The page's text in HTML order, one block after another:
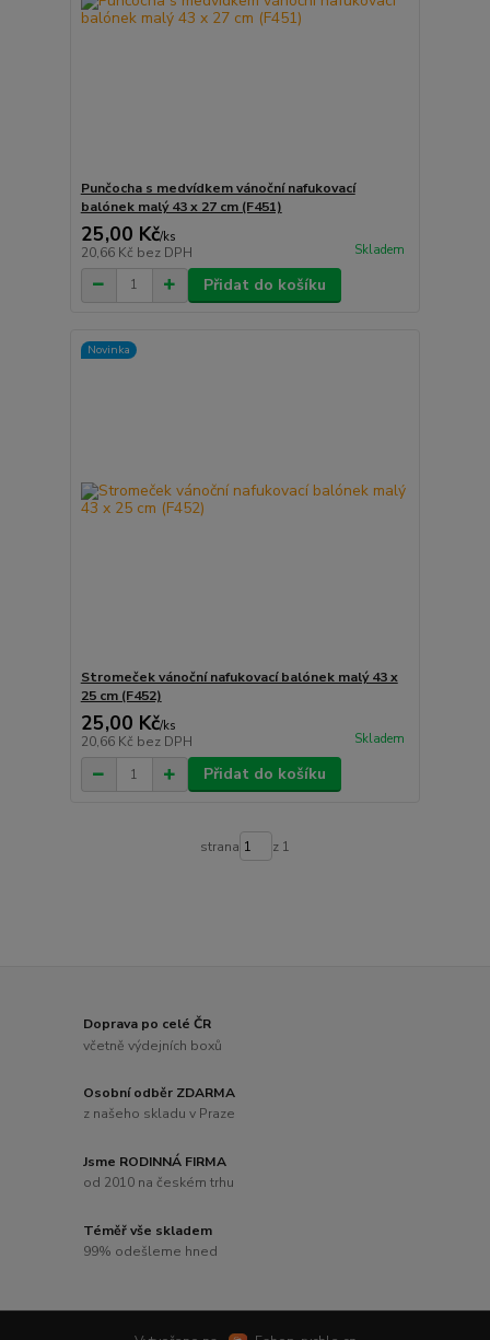
Punčocha s medvídkem vánoční nafukovací
balónek malý 43 x 27 cm (F451)
25,00 Kč/ks
20,66 Kč bez DPH Skladem
Přidat do košíku
Novinka
Stromeček vánoční nafukovací balónek malý 43 x
25 cm (F452)
25,00 Kč/ks
20,66 Kč bez DPH Skladem
Přidat do košíku
strana z 1
Doprava po celé ČR
včetně výdejních boxů
Osobní odběr ZDARMA
z našeho skladu v Praze
Jsme RODINNÁ FIRMA
od 2010 na českém trhu
Téměř vše skladem
99% odešleme hned